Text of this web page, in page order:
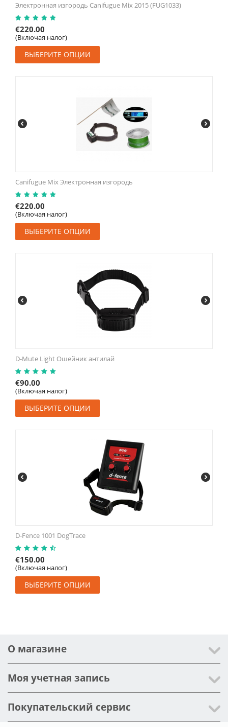
Электронная изгородь Canifugue Mix 2015 (FUG1033)
€220.00
(Включая налог)
ВЫБЕРИТЕ ОПЦИИ
Canifugue Mix Электронная изгородь
€220.00
(Включая налог)
ВЫБЕРИТЕ ОПЦИИ
D-Mute Light Ошейник антилай
€90.00
(Включая налог)
ВЫБЕРИТЕ ОПЦИИ
D-Fence 1001 DogTrace
€150.00
(Включая налог)
ВЫБЕРИТЕ ОПЦИИ
О магазине
Моя учетная запись
Покупательский сервис